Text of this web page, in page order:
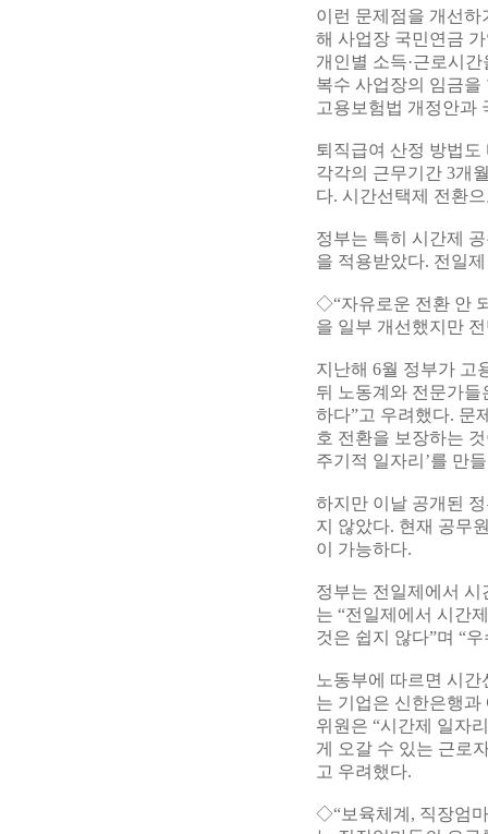
이런 문제점을 개선
해 사업장 국민연금
개인별 소득·근로시
복수 사업장의 임금을
고용보험법 개정안과
퇴직급여 산정 방법
각각의 근무기간 3개
다. 시간선택제 전환
정부는 특히 시간제
을 적용받았다. 전일
◇“자유로운 전환 안
을 일부 개선했지만
지난해 6월 정부가 고
뒤 노동계와 전문가들
하다”고 우려했다. 문
호 전환을 보장하는
주기적 일자리’를 만
하지만 이날 공개된
지 않았다. 현재 공무
이 가능하다.
정부는 전일제에서
는 “전일제에서 시간
것은 쉽지 않다”며 “
노동부에 따르면 시
는 기업은 신한은행
위원은 “시간제 일자
게 오갈 수 있는 근로
고 우려했다.
◇“보육체계, 직장엄